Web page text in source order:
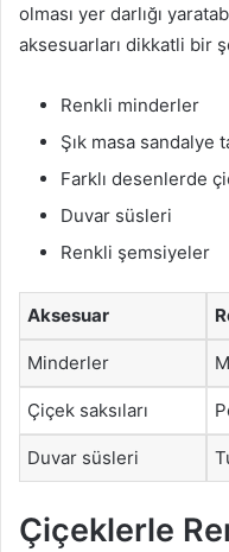
olması yer darlığı
aksesuarları dikkatli bir
Renkli minderler
Şık masa sandalye
Farklı desenlerde
Duvar süsleri
Renkli şemsiyeler
Aksesuar
Minderler
Çiçek saksıları
Duvar süsleri
Çiçeklerle